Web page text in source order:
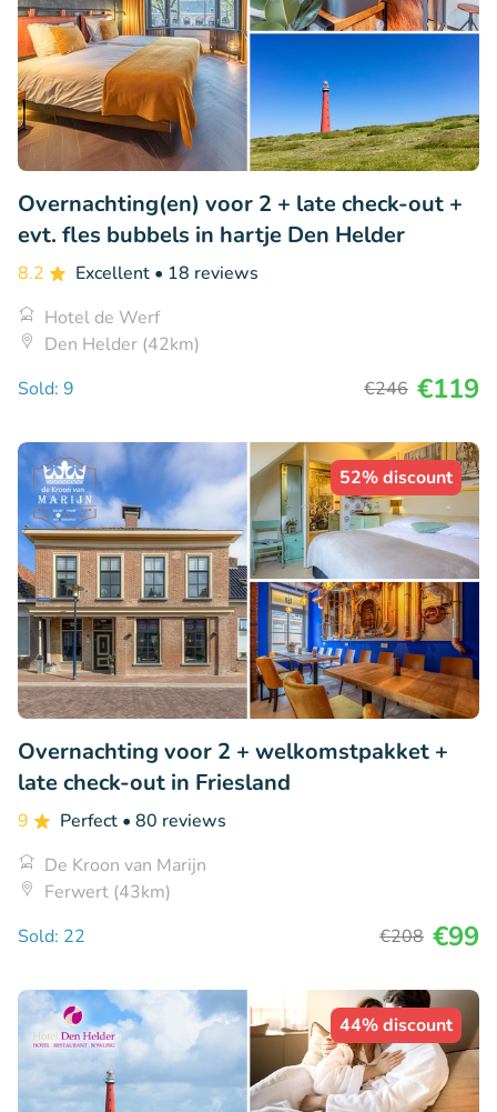
Overnachting(en) voor 2 + late check-out +
evt. fles bubbels in hartje Den Helder
8.2 Excellent • 18 reviews
Hotel de Werf
Den Helder (42km)
Sold: 9
€246 €119
52% discount
Overnachting voor 2 + welkomstpakket +
late check-out in Friesland
9 Perfect • 80 reviews
De Kroon van Marijn
Ferwert (43km)
Sold: 22
€208 €99
44% discount